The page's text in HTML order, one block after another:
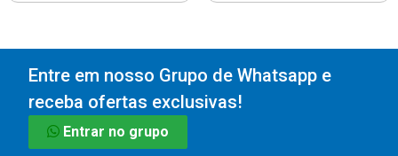
Entre em nosso Grupo de Whatsapp e
receba ofertas exclusivas!
Entrar no grupo